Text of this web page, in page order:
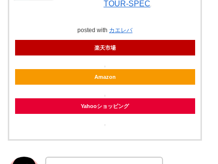
TOUR-SPEC
posted with カエレバ
楽天市場
Amazon
Yahooショッピング